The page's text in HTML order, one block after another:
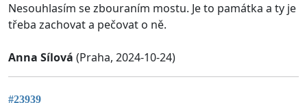
Nesouhlasím se zbouraním mostu. Je to památka a ty je
třeba zachovat a pečovat o ně.
Anna Sílová (Praha, 2024-10-24)
#23939